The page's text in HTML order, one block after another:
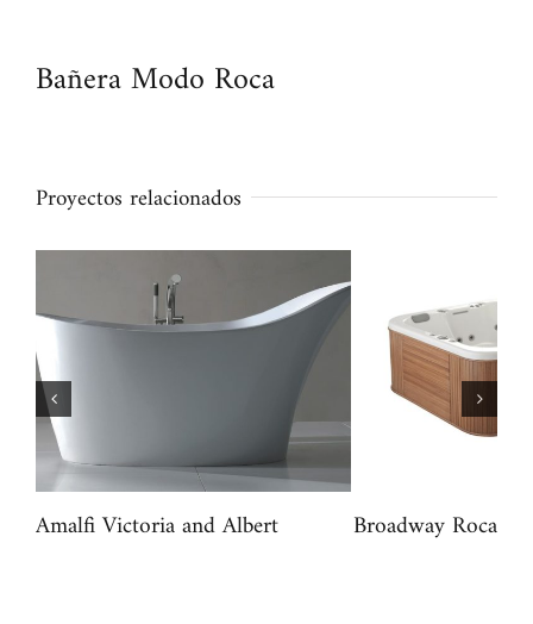
Bañera Modo Roca
Proyectos relacionados
Amalfi Victoria and Albert Broadway Roca